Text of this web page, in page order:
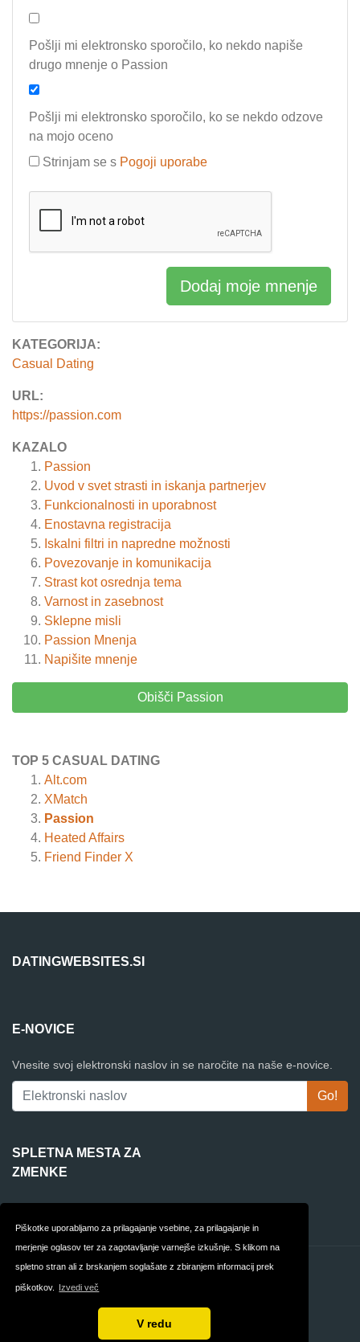
Piškotke uporabljamo za prilagajanje vsebine, za prilagajanje in
merjenje oglasov ter za zagotavljanje varnejše izkušnje. S klikom na
spletno stran ali z brskanjem soglašate z zbiranjem informacij prek
piškotkov. Izvedi več
V redu
KATEGORIJA:
Casual Dating
URL:
https://passion.com
KAZALO
Passion
Uvod v svet strasti in iskanja partnerjev
Funkcionalnosti in uporabnost
Enostavna registracija
Iskalni filtri in napredne možnosti
Povezovanje in komunikacija
Strast kot osrednja tema
Varnost in zasebnost
Sklepne misli
Passion Mnenja
Napišite mnenje
Obišči Passion
TOP 5 CASUAL DATING
Alt.com
XMatch
Passion
Heated Affairs
Friend Finder X
Pošlji mi elektronsko sporočilo, ko nekdo napiše
drugo mnenje o Passion
Pošlji mi elektronsko sporočilo, ko se nekdo odzove
na mojo oceno
Strinjam se s Pogoji uporabe
Dodaj moje mnenje
DATINGWEBSITES.SI
E-NOVICE
Vnesite svoj elektronski naslov in se naročite na naše e-novice.
SPLETNA MESTA ZA
ZMENKE
Kontakt Zasebnost
Avtorske pravice © 2026 DatingWebsites.si